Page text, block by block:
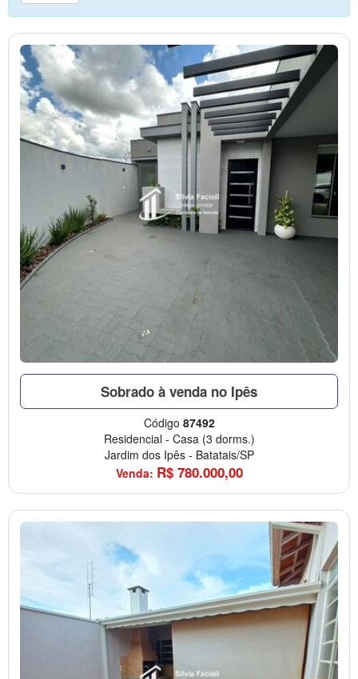
Sobrado à venda no Ipês
Código 87492
Residencial - Casa (3 dorms.)
Jardim dos Ipês - Batatais/SP
Venda: R$ 780.000,00